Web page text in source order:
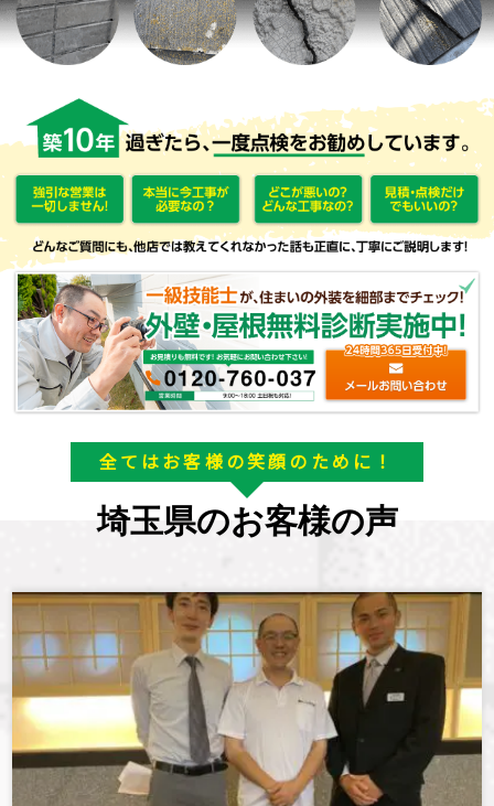
全てはお客様の笑顔のために！
埼玉県のお客様の声